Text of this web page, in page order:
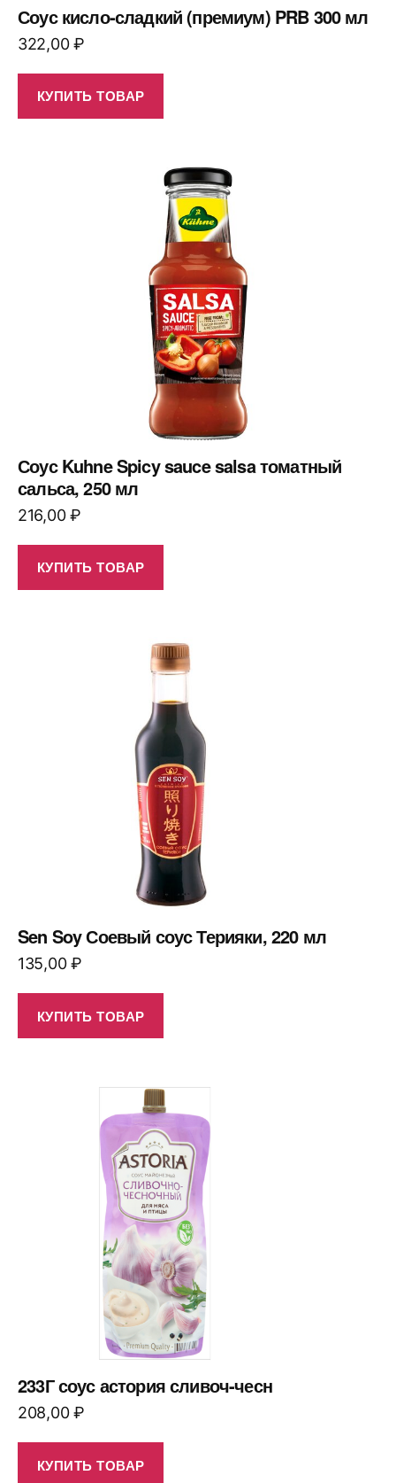
Соус кисло-сладкий (премиум) PRB 300 мл
322,00₽
КУПИТЬ ТОВАР
Соус Kuhne Spicy sauce salsa томатный
сальса, 250 мл
216,00₽
КУПИТЬ ТОВАР
Sen Soy Соевый соус Терияки, 220 мл
135,00₽
КУПИТЬ ТОВАР
233Г соус астория сливоч-чесн
208,00₽
КУПИТЬ ТОВАР